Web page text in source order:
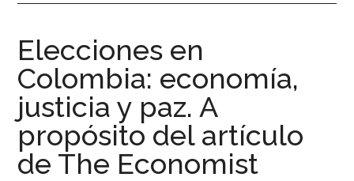
Elecciones en
Colombia: economía,
justicia y paz. A
propósito del artículo
de The Economist